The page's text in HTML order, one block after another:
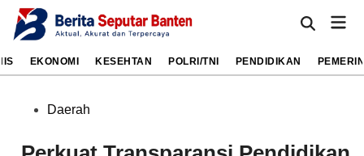
Skip
Open
EKONOMI KESEHTAN POLRI/TNI PENDIDIKAN
PostedDaerah